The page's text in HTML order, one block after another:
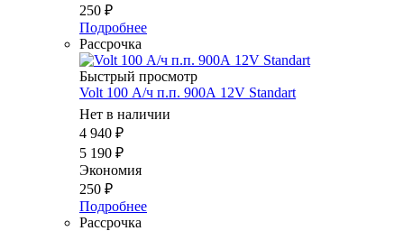
250 ₽
Подробнее
Рассрочка
Быстрый просмотр
Volt 100 А/ч п.п. 900А 12V Standart
Нет в наличии
4 940 ₽
5 190 ₽
Экономия
250 ₽
Подробнее
Рассрочка